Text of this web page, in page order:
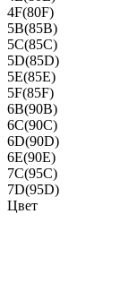
4F(80F)
5B(85B)
5C(85C)
5D(85D)
5E(85E)
5F(85F)
6B(90B)
6C(90C)
6D(90D)
6E(90E)
7C(95C)
7D(95D)
Цвет